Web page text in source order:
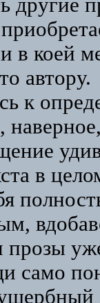
другие
в коей
автору.
в
прозы
само